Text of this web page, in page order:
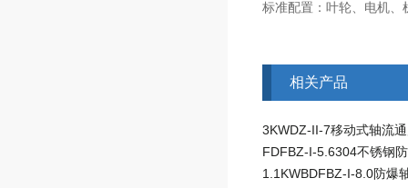
标准配置：叶轮、电机、
相关产品
3KWDZ-II-7移动式轴流